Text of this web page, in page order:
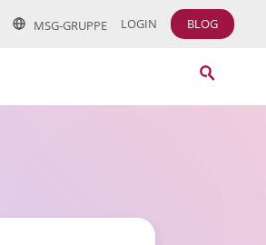
MSG-GRUPPE LOGIN BLOG